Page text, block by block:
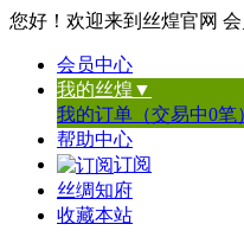
您好！欢迎来到丝煌官网 会
会员中心
我的丝煌▼
我的订单（交易中0笔
帮助中心
订阅
丝绸知府
收藏本站